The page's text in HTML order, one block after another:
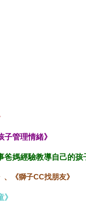
管理情緒》
爸媽經驗教導自己的孩
《獅子CC找朋友》